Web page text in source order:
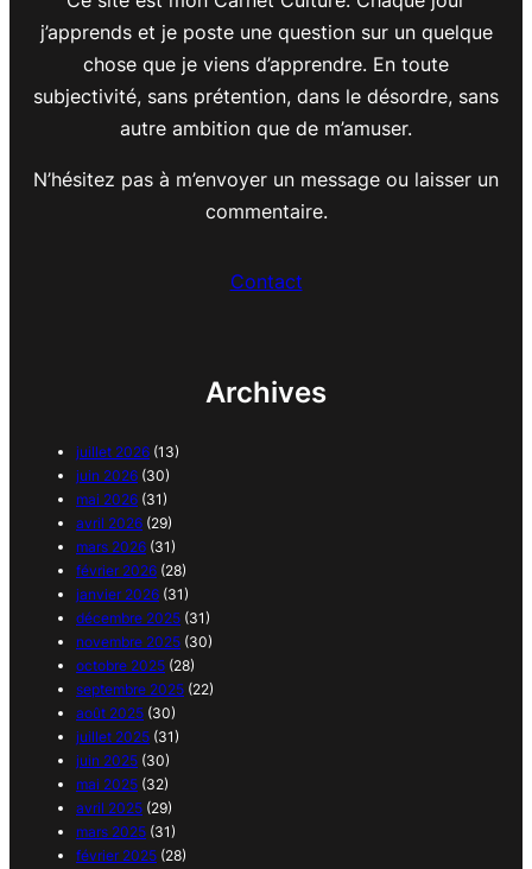
j’apprends et je poste une question sur un quelque
chose que je viens d’apprendre. En toute
subjectivité, sans prétention, dans le désordre, sans
autre ambition que de m’amuser.
N’hésitez pas à m’envoyer un message ou laisser un
commentaire.
Contact
Archives
juillet 2026 (13)
juin 2026 (30)
mai 2026 (31)
avril 2026 (29)
mars 2026 (31)
février 2026 (28)
janvier 2026 (31)
décembre 2025 (31)
novembre 2025 (30)
octobre 2025 (28)
septembre 2025 (22)
août 2025 (30)
juillet 2025 (31)
juin 2025 (30)
mai 2025 (32)
avril 2025 (29)
mars 2025 (31)
février 2025 (28)